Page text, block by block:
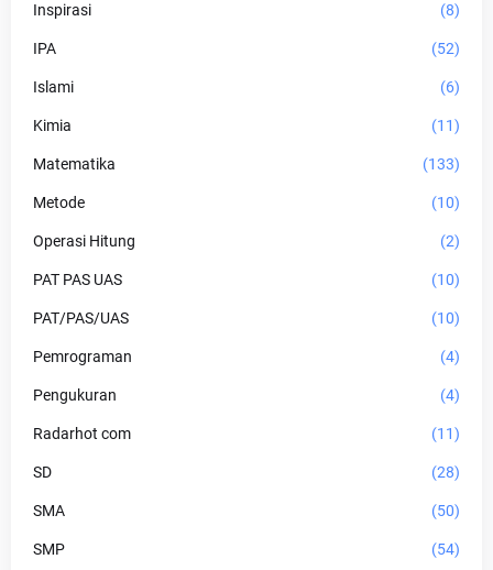
Inspirasi (8)
IPA (52)
Islami (6)
Kimia (11)
Matematika (133)
Metode (10)
Operasi Hitung (2)
PAT PAS UAS (10)
PAT/PAS/UAS (10)
Pemrograman (4)
Pengukuran (4)
Radarhot com (11)
SD (28)
SMA (50)
SMP (54)